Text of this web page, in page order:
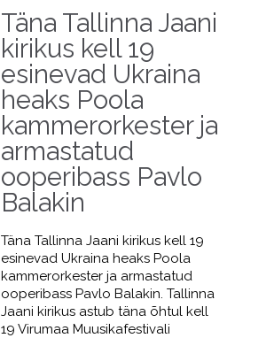
Täna Tallinna Jaani
kirikus kell 19
esinevad Ukraina
heaks Poola
kammerorkester ja
armastatud
ooperibass Pavlo
Balakin
Täna Tallinna Jaani kirikus kell 19
esinevad Ukraina heaks Poola
kammerorkester ja armastatud
ooperibass Pavlo Balakin. Tallinna
Jaani kirikus astub täna õhtul kell
19 Virumaa Muusikafestivali